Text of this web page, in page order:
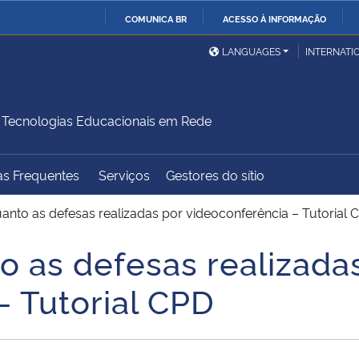
COMUNICA BR ACESSO À INFORMAÇÃO
Ministério da Defesa
Ministério das Relações
Exteriores
Ministério do
Desenvolvimento Regional
Controladoria-Geral da
União
Advocacia-Geral da União Banco Central do Brasil
LANGUAGES
Educacionais em Rede
Frequentes Serviços Gestores do sítio
as defesas realizadas por videoconferência – Tutorial
as defesas
CPD